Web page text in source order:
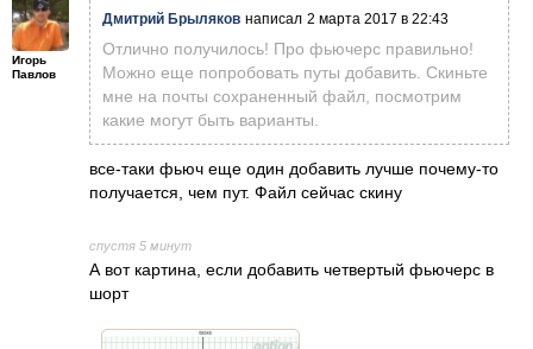
Игорь
Павлов
Дмитрий Брыляков написал 2 марта 2017 в 22:43
Отлично получилось! Про фьючерс правильно!
Можно еще попробовать путы добавить. Скиньте
мне на почты сохраненный файл, посмотрим
какие могут быть варианты.
все-таки фьюч еще один добавить лучше почему-то
получается, чем пут. Файл сейчас скину
спустя 5 минут
А вот картина, если добавить четвертый фьючерс в
шорт